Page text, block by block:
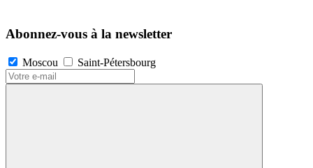
Abonnez-vous à la newsletter
Moscou Saint-Pétersbourg